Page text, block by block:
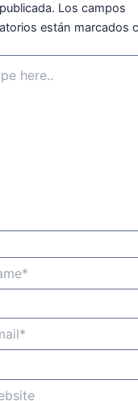
Los campos
están marcados